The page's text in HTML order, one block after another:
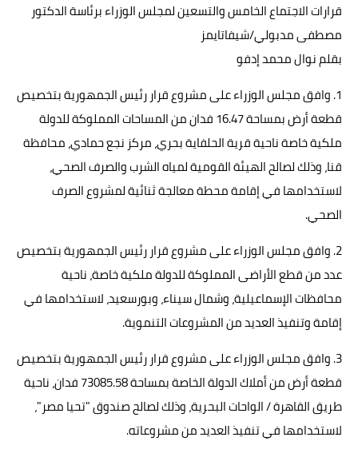
حوادث وقضايا
الصحه والجمال
فن المطبخ
مقالات
قرارات الاجتماع الخامس والتسعين لمجلس الوزراء برئاسة الدكتور
مصطفى مدبولي/شيفاتايمز
بقلم نوال محمد إدفو
1. وافق مجلس الوزراء على مشروع قرار رئيس الجمهورية بتخصيص
قطعة أرض بمساحة 16.47 فدان من المساحات المملوكة للدولة
ملكية خاصة ناحية قرية الحلفاية بحري، مركز نجع حمادي، محافظة
قنا، وذلك لصالح الهيئة القومية لمياه الشرب والصرف الصحي،
لاستخدامها في إقامة محطة معالجة ثنائية لمشروع الصرف
الصحي.
2. وافق مجلس الوزراء على مشروع قرار رئيس الجمهورية بتخصيص
عدد من قطع الأراضى المملوكة للدولة ملكية خاصة، ناحية
محافظات الإسماعيلية، وشمال سيناء، وبورسعيد، لاستخدامها في
إقامة وتنفيذ العديد من المشروعات التنموية.
3. وافق مجلس الوزراء على مشروع قرار رئيس الجمهورية بتخصيص
قطعة أرض من أملاك الدولة الخاصة بمساحة 73085.58 فدان، ناحية
طريق القاهرة / الواحات البحرية، وذلك لصالح صندوق "تحيا مصر"،
لاستخدامها في تنفيذ العديد من مشروعاته.